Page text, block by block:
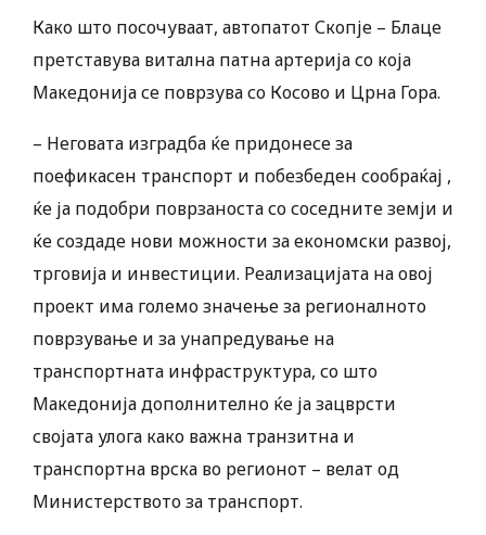
Како што посочуваат, автопатот Скопје – Блаце
претставува витална патна артерија со која
Македонија се поврзува со Косово и Црна Гора.
– Неговата изградба ќе придонесе за
поефикасен транспорт и побезбеден сообраќај ,
ќе ја подобри поврзаноста со соседните земји и
ќе создаде нови можности за економски развој,
трговија и инвестиции. Реализацијата на овој
проект има големо значење за регионалното
поврзување и за унапредување на
транспортната инфраструктура, со што
Македонија дополнително ќе ја зацврсти
својата улога како важна транзитна и
транспортна врска во регионот – велат од
Министерството за транспорт.